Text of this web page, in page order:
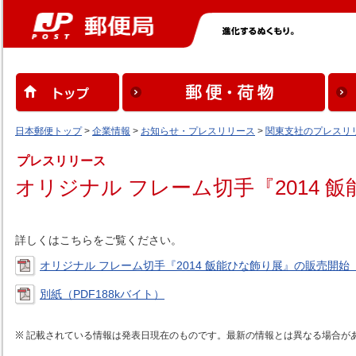
日本郵便トップ> 企業情報 > お知らせ・プレスリリース > 関東支社のプレスリ
プレスリリース
オリジナル フレーム切手『2014
詳しくはこちらをご覧ください。
オリジナル フレーム切手『2014 飯能ひな飾り展』の販売開始
別紙（PDF188kバイト）
記載されている情報は発表日現在のものです。最新の情報とは異なる場合が